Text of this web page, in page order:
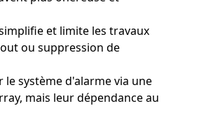
et limite les travaux
ou suppression de
système d'alarme via une
mais leur dépendance au